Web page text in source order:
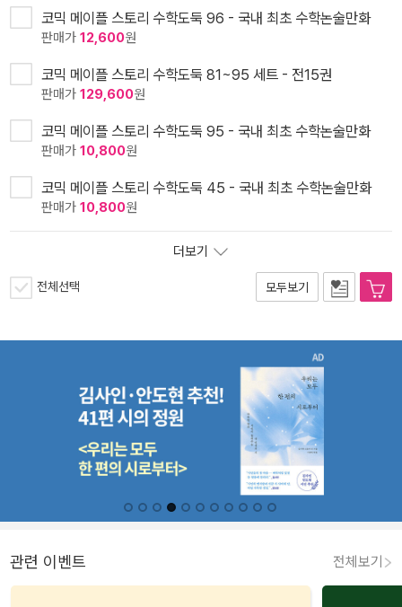
코믹 메이플 스토리 수학도둑 96 - 국내 최초 수학논술만화
판매가 12,600원
코믹 메이플 스토리 수학도둑 81~95 세트 - 전15권
판매가 129,600원
코믹 메이플 스토리 수학도둑 95 - 국내 최초 수학논술만화
판매가 10,800원
코믹 메이플 스토리 수학도둑 45 - 국내 최초 수학논술만화
판매가 10,800원
더보기
전체선택 모두보기
관련 이벤트 전체보기